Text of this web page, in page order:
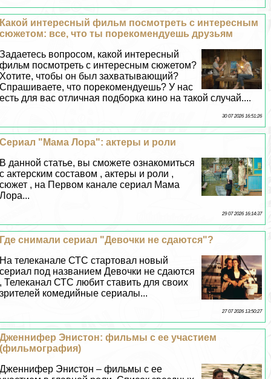
Какой интересный фильм посмотреть с интересным
сюжетом: все, что ты порекомендуешь друзьям
Задаетесь вопросом, какой интересный
фильм посмотреть с интересным сюжетом?
Хотите, чтобы он был захватывающий?
Спрашиваете, что порекомендуешь? У нас
есть для вас отличная подборка кино на такой случай....
30 07 2026 16:51:26
Сериал "Мама Лора": актеры и роли
В данной статье, вы сможете ознакомиться
с актерским составом , актеры и роли ,
сюжет , на Первом канале сериал Мама
Лора...
29 07 2026 16:14:37
Где снимали сериал "Дeвoчки не сдаются"?
На телеканале СТС стартовал новый
сериал под названием Дeвoчки не сдаются
, Телеканал СТС любит ставить для своих
зрителей комедийные сериалы...
27 07 2026 13:50:27
Дженнифер Энистон: фильмы с ее участием
(фильмография)
Дженнифер Энистон – фильмы с ее